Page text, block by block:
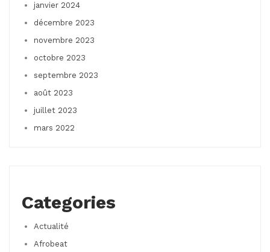
janvier 2024
décembre 2023
novembre 2023
octobre 2023
septembre 2023
août 2023
juillet 2023
mars 2022
Categories
Actualité
Afrobeat